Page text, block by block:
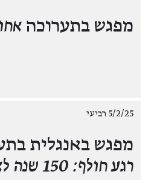
מפגש בתערוכה
5/2/25 רביעי
מפגש באנגלית
רגע חולף: 150 שנה לאימפרסיוניזם